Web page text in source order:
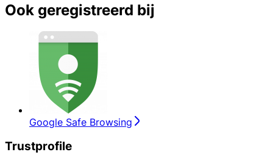
Ook geregistreerd bij
Google Safe Browsing
Trustprofile